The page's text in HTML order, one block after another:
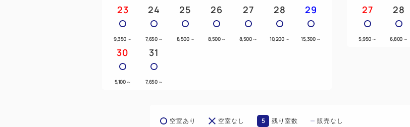
23
9,350 ～
24
7,650 ～
25
8,500 ～
26
8,500 ～
27
8,500 ～
28
10,200 ～
29
15,300 ～
30
5,100 ～
31
7,650 ～
27
5,950 ～
28
6,800 ～
空室あり 空室なし 5 残り室数 販売なし